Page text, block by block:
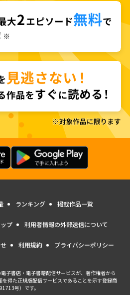
ランキング 掲載作品一覧
プ 利用者情報の外部送信について
利用規約 プライバシーポリシー
子書店・電子書籍配信サービスが、著作権者から
を得た正規版配信サービスであることを示す登録商
号）です。